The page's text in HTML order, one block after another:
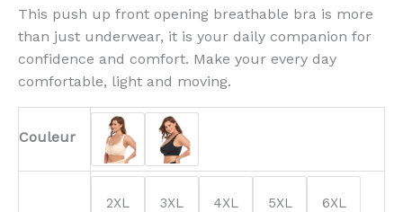
This push up front opening breathable bra is more
than just underwear, it is your daily companion for
confidence and comfort. Make your every day
comfortable, light and moving.
Couleur
2XL 3XL 4XL 5XL 6XL